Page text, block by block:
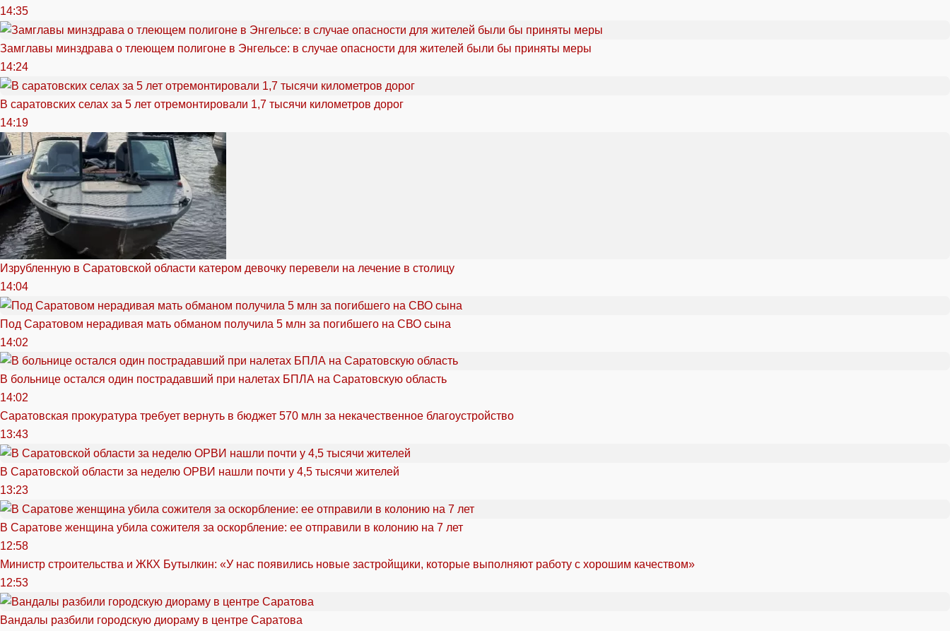
14:35
Замглавы минздрава о тлеющем полигоне в Энгельсе: в случае опасности для жителей были бы приняты меры
14:24
В саратовских селах за 5 лет отремонтировали 1,7 тысячи километров дорог
14:19
Изрубленную в Саратовской области катером девочку перевели на лечение в столицу
14:04
Под Саратовом нерадивая мать обманом получила 5 млн за погибшего на СВО сына
14:02
В больнице остался один пострадавший при налетах БПЛА на Саратовскую область
14:02
Саратовская прокуратура требует вернуть в бюджет 570 млн за некачественное благоустройство
13:43
В Саратовской области за неделю ОРВИ нашли почти у 4,5 тысячи жителей
13:23
В Саратове женщина убила сожителя за оскорбление: ее отправили в колонию на 7 лет
12:58
Министр строительства и ЖКХ Бутылкин: «У нас появились новые застройщики, которые выполняют работу с хорошим качеством»
12:53
Вандалы разбили городскую диораму в центре Саратова